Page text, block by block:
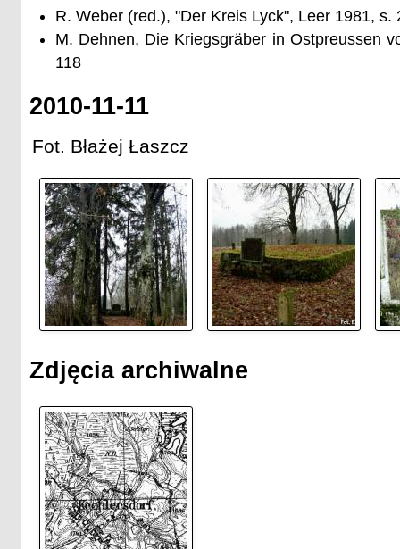
R. Weber (red.), "Der Kreis Lyck", Leer 1981, s.
M. Dehnen, Die Kriegsgräber in Ostpreussen
118
2010-11-11
Fot. Błażej Łaszcz
Zdjęcia archiwalne